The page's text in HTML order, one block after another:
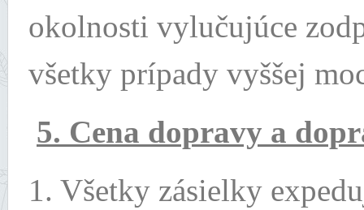
okolnosti vylučujúce
všetky prípady vyššej
5. Cena dopravy a
1. Všetky zásielky